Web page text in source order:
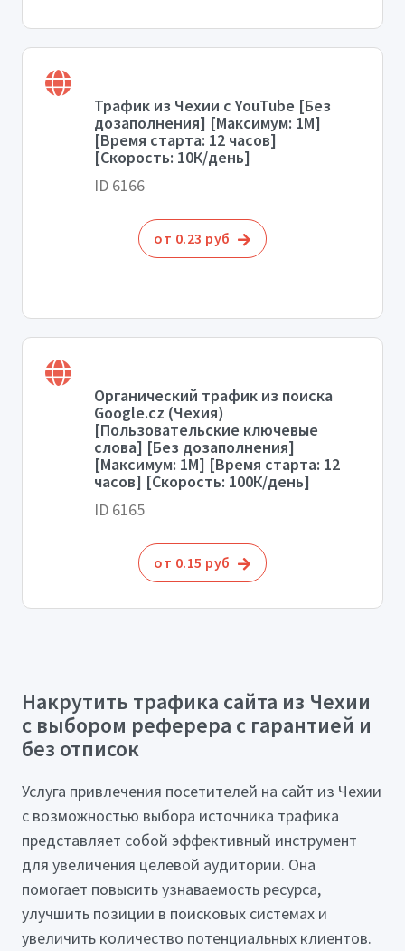
Трафик из Чехии с YouTube [Без
дозаполнения] [Максимум: 1М]
[Время старта: 12 часов]
[Скорость: 10К/день]
ID 6166
от 0.23 руб
Органический трафик из поиска
Google.cz (Чехия)
[Пользовательские ключевые
слова] [Без дозаполнения]
[Максимум: 1М] [Время старта: 12
часов] [Скорость: 100К/день]
ID 6165
от 0.15 руб
Накрутить трафика сайта из Чехии
с выбором реферера с гарантией и
без отписок
Услуга привлечения посетителей на сайт из Чехии
с возможностью выбора источника трафика
представляет собой эффективный инструмент
для увеличения целевой аудитории. Она
помогает повысить узнаваемость ресурса,
улучшить позиции в поисковых системах и
увеличить количество потенциальных клиентов.